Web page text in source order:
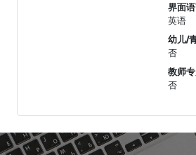
界面
英语
幼儿/
否
教师
否